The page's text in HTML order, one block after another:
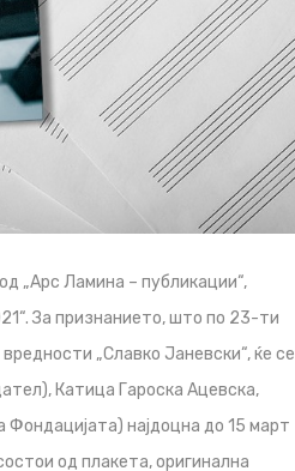
„Арс Ламина – публикации“,
За признанието, што по 23-ти
„Славко Јаневски“, ќе се
Катица Гароска Ацевска,
најдоцна до 15 март
од плакета, оригинална